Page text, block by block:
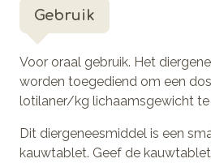
Gebruik
Voor oraal gebruik. Het
worden toegediend om een
lotilaner/kg lichaamsgewicht te
Dit diergeneesmiddel is een
kauwtablet. Geef de